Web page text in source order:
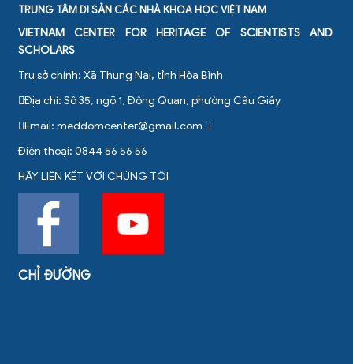
TRUNG TÂM DI SẢN CÁC NHÀ KHOA HỌC VIỆT NAM
VIETNAM CENTER FOR HERITAGE OF SCIENTISTS AND
SCHOLARS
Trụ sở chính: Xã Thung Nai, tỉnh Hòa Bình
Địa chỉ: Số 35, ngõ 1, Đông Quan, phường Cầu Giấy
Email: meddomcenter@gmail.com
Điện thoại: 0844 56 56 56
HÃY LIÊN KẾT VỚI CHÚNG TÔI
CHỈ ĐƯỜNG